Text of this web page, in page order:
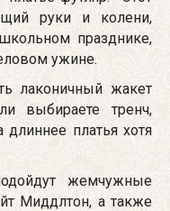
руки и колени,
празднике,
ужине.
лаконичный жакет
выбираете тренч,
длиннее платья хотя
жемчужные
Миддлтон, а также